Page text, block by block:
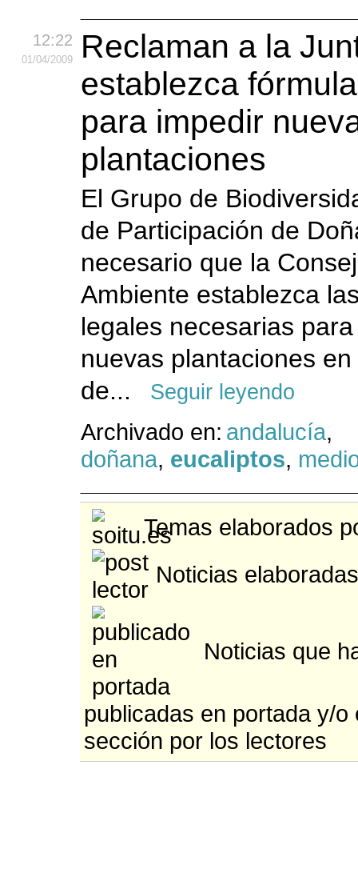
12:22
01/04/2009
Reclaman a la
establezca
para impedir
plantaciones
El Grupo de
de Participación de
necesario que la
Ambiente establezca
legales necesarias
nuevas plantaciones
de...
Seguir leyendo
Archivado en: andalucía,
doñana, eucaliptos,
Temas elaborados
Noticias
Noticias que
publicadas en portada y/o
sección por los lectores